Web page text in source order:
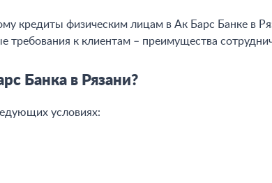
кредиты физическим лицам в Ак Барс Банке в
к клиентам – преимущества
Банка в Рязани?
условиях: